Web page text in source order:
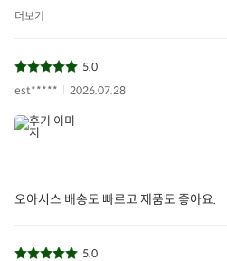
아이들식단
상품필수정보 이미지(자세히보기)
더보기
5.0
est*****
2026.07.28
오아시스 배송도 빠르고 제품도 좋아요.
5.0